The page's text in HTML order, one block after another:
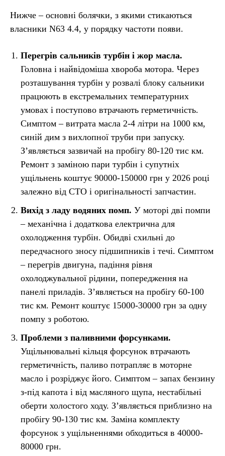
Нижче – основні болячки, з якими стикаються
власники N63 4.4, у порядку частоти появи.
Перегрів сальників турбін і жор масла.
Головна і найвідоміша хвороба мотора. Через
розташування турбін у розвалі блоку сальники
працюють в екстремальних температурних
умовах і поступово втрачають герметичність.
Симптом – витрата масла 2-4 літри на 1000 км,
синій дим з вихлопної труби при запуску.
Зʼявляється зазвичай на пробігу 80-120 тис км.
Ремонт з заміною пари турбін і супутніх
ущільнень коштує 90000-150000 грн у 2026 році
залежно від СТО і оригінальності запчастин.
Вихід з ладу водяних помп. У моторі дві помпи
– механічна і додаткова електрична для
охолодження турбін. Обидві схильні до
передчасного зносу підшипників і течі. Симптом
– перегрів двигуна, падіння рівня
охолоджувальної рідини, попередження на
панелі приладів. Зʼявляється на пробігу 60-100
тис км. Ремонт коштує 15000-30000 грн за одну
помпу з роботою.
Проблеми з паливними форсунками.
Ущільнювальні кільця форсунок втрачають
герметичність, паливо потрапляє в моторне
масло і розріджує його. Симптом – запах бензину
з-під капота і від масляного щупа, нестабільні
оберти холостого ходу. Зʼявляється приблизно на
пробігу 90-130 тис км. Заміна комплекту
форсунок з ущільненнями обходиться в 40000-
80000 грн.